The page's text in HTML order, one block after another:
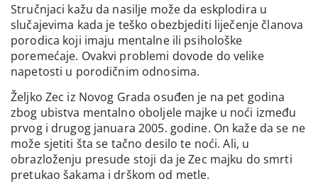
Stručnjaci kažu da nasilje može da eskplodira u
slučajevima kada je teško obezbjediti liječenje članova
porodica koji imaju mentalne ili psihološke
poremećaje. Ovakvi problemi dovode do velike
napetosti u porodičnim odnosima.
Željko Zec iz Novog Grada osuđen je na pet godina
zbog ubistva mentalno oboljele majke u noći između
prvog i drugog januara 2005. godine. On kaže da se ne
može sjetiti šta se tačno desilo te noći. Ali, u
obrazloženju presude stoji da je Zec majku do smrti
pretukao šakama i drškom od metle.